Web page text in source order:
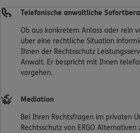
Sehen Sie auf einen Blick Ihre
dem ERGO Rechtsschutz
Zum
Schaden- oder Leistungsfall
Bequem online oder telefonisch.
Telefonische anwaltliche
Ob aus konkretem Anlass oder rein
über eine rechtliche Situation
Ihnen der Rechtsschutz
Anwalt. Er bespricht mit Ihnen
vorgehen.
Mediation
Bei Ihren Rechtsfragen im privaten
Rechtsschutz von ERGO